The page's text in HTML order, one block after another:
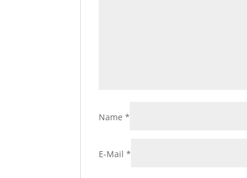
Name*
E-Mail*